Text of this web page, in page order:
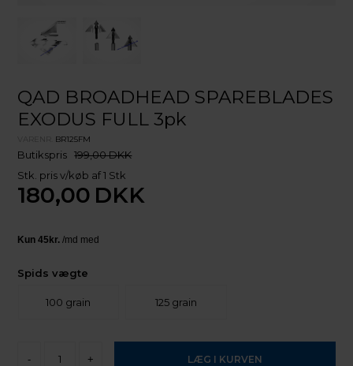
QAD BROADHEAD SPAREBLADES
EXODUS FULL 3pk
BR125FM
Butikspris 199,00 DKK
Stk. pris v/køb af 1 Stk
180,00 DKK
Spids vægte
100 grain 125 grain
- +